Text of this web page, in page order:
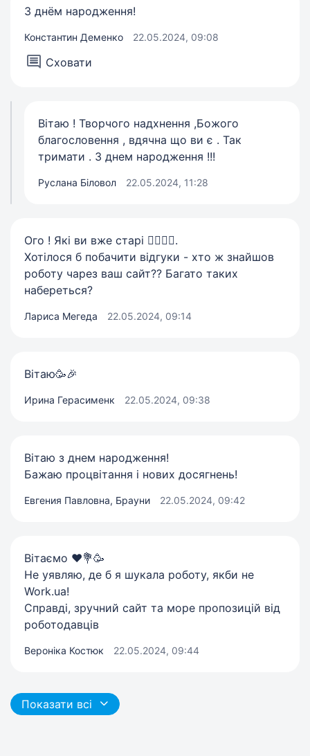
З днём народження!
Константин Деменко 22.05.2024, 09:08
Сховати
Вітаю ! Творчого надхнення ,Божого
благословення , вдячна що ви є . Так
тримати . З днем народження !!!
Руслана Біловол 22.05.2024, 11:28
Ого ! Які ви вже старі 🧙‍♂️🧙‍♀️.
Хотілося б побачити відгуки - хто ж знайшов
роботу чарез ваш сайт?? Багато таких
набереться?
Лариса Мегеда 22.05.2024, 09:14
Вітаю🥳🎉
Ирина Герасименк 22.05.2024, 09:38
Вітаю з днем народження!
Бажаю процвітання і нових досягнень!
Евгения Павловна, Брауни 22.05.2024, 09:42
Вітаємо ♥️💐🥳
Не уявляю, де б я шукала роботу, якби не
Work.ua!
Справді, зручний сайт та море пропозицій від
роботодавців
Вероніка Костюк 22.05.2024, 09:44
Показати всі